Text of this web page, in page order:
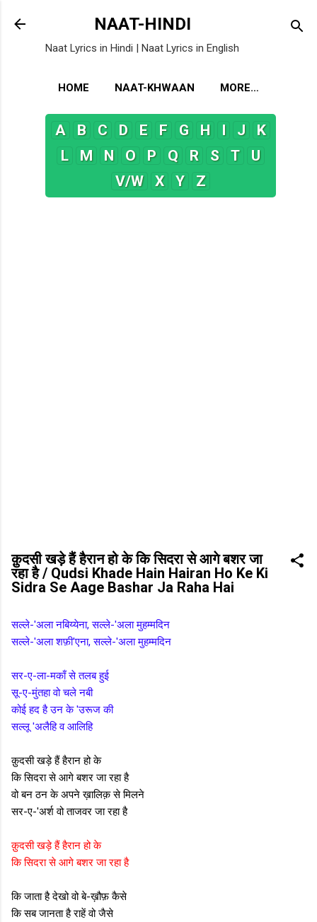
Skip to main content
NAAT-HINDI
Naat Lyrics in Hindi | Naat Lyrics in English
HOME NAAT-KHWAAN MORE…
A B C D E F G H I J
K
L
M N O P Q R S T
U
V/W
X Y Z
क़ुदसी खड़े हैं हैरान हो के कि सिदरा से आगे बशर जा
रहा है / Qudsi Khade Hain Hairan Ho Ke Ki
Sidra Se Aage Bashar Ja Raha Hai
सल्ले-'अला नबिय्येना, सल्ले-'अला मुहम्मदिन
सल्ले-'अला शफ़ी'एना, सल्ले-'अला मुहम्मदिन
सर-ए-ला-मकाँ से तलब हुई
सू-ए-मुंतहा वो चले नबी
कोई हद है उन के 'उरूज की
सल्लू 'अलैहि व आलिहि
क़ुदसी खड़े हैं हैरान हो के
कि सिदरा से आगे बशर जा रहा है
वो बन ठन के अपने ख़ालिक़ से मिलने
सर-ए-'अर्श वो ताजवर जा रहा है
क़ुदसी खड़े हैं हैरान हो के
कि सिदरा से आगे बशर जा रहा है
कि जाता है देखो वो बे-ख़ौफ़ कैसे
कि सब जानता है राहें वो जैसे